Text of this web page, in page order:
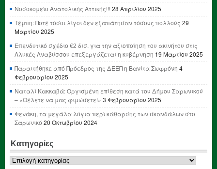
Νοσοκομείο Ανατολικής Αττικής!!! 28 Απριλίου 2025
Τέμπη: Ποτέ τόσοι λίγοι δεν εξαπάτησαν τόσους πολλούς 29
Μαρτίου 2025
Επενδυτικό σχέδιο €2 δισ. για την αξιοποίηση του ακινήτου στις
Αλυκές Αναβύσσου επεξεργάζεται η κυβέρνηση 19 Μαρτίου 2025
Παραιτήθηκε από Πρόεδρος της ΔΕΕΠ η Βανίτα Σωφρόνη 4
Φεβρουαρίου 2025
Ναταλί Κακκαβά: Οργισμένη επίθεση κατά του Δήμου Σαρωνικού
– «Θέλετε να μας φιμώσετε!» 3 Φεβρουαρίου 2025
Φενάκη, τα μεγάλα λόγια περί κάθαρσης των σκανδάλων στο
Σαρωνικό 20 Οκτωβρίου 2024
Κατηγορίες
Κατηγορίες